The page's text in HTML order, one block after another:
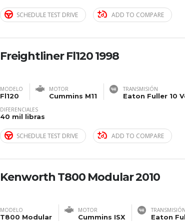
SCHEDULE TEST DRIVE ADD TO COMPARE
Freightliner Fl120 1998
MODELO
Fl120
MOTOR
Cummins M11
TRANSMISIÓN
Eaton Fuller 10
DIFERENCIALES
40 mil libras
SCHEDULE TEST DRIVE ADD TO COMPARE
Kenworth T800 Modular 2010
MODELO
T800 Modular
MOTOR
Cummins ISX
TRANSMISIÓN
Eaton